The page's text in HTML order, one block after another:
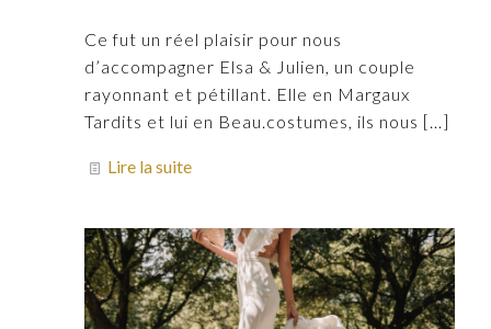
Ce fut un réel plaisir pour nous
d’accompagner Elsa & Julien, un couple
rayonnant et pétillant. Elle en Margaux
Tardits et lui en Beau.costumes, ils nous […]
Lire la suite